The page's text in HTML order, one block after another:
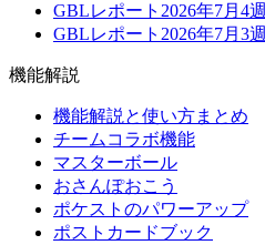
GBLレポート2026年7月4週
GBLレポート2026年7月3週
機能解説
機能解説と使い方まとめ
チームコラボ機能
マスターボール
おさんぽおこう
ポケストのパワーアップ
ポストカードブック